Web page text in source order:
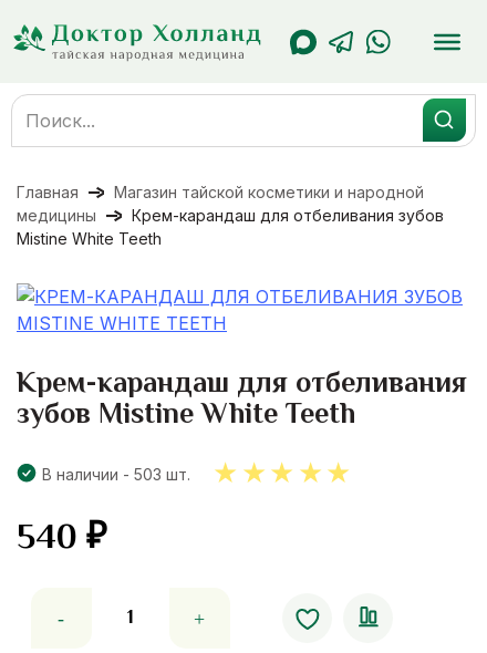
содержанию
Search
for:
Главная
Магазин тайской косметики и народной
медицины
Крем-карандаш для отбеливания зубов
Mistine White Teeth
Крем-карандаш для отбеливания
зубов Mistine White Teeth
В наличии - 503 шт.
540₽
товара